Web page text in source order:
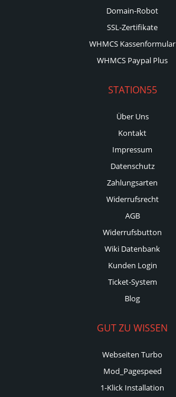
Domain-Robot
SSL-Zertifikate
WHMCS Kassenformular
WHMCS Paypal Plus
STATION55
Über Uns
Kontakt
Impressum
Datenschutz
Zahlungsarten
Widerrufsrecht
AGB
Widerrufsbutton
Wiki Datenbank
Kunden Login
Ticket-System
Blog
GUT ZU WISSEN
Webseiten Turbo
Mod_Pagespeed
1-Klick Installation